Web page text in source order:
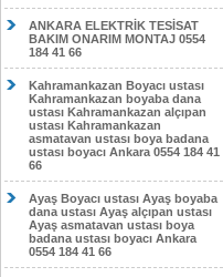
ANKARA ELEKTRİK TESİSAT
BAKIM ONARIM MONTAJ 0554
184 41 66
Kahramankazan Boyacı ustası
Kahramankazan boyaba dana
ustası Kahramankazan alçıpan
ustası Kahramankazan
asmatavan ustası boya badana
ustası boyacı Ankara 0554 184 41
66
Ayaş Boyacı ustası Ayaş boyaba
dana ustası Ayaş alçıpan ustası
Ayaş asmatavan ustası boya
badana ustası boyacı Ankara
0554 184 41 66